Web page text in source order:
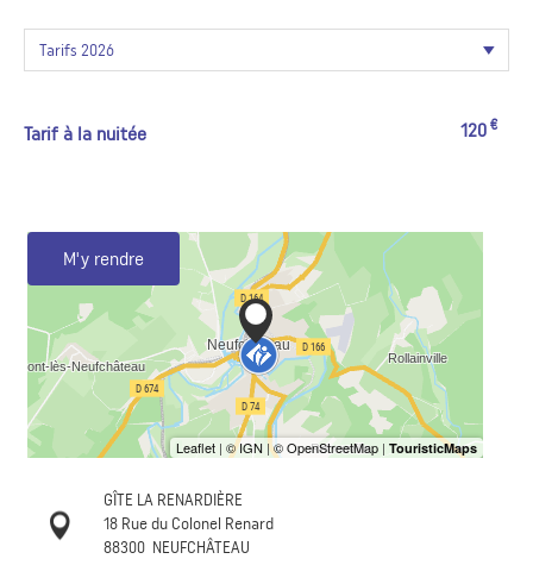
Tarif à la nuitée 120 €
M'y rendre
GÎTE LA RENARDIÈRE
18 Rue du Colonel Renard
88300 NEUFCHÂTEAU